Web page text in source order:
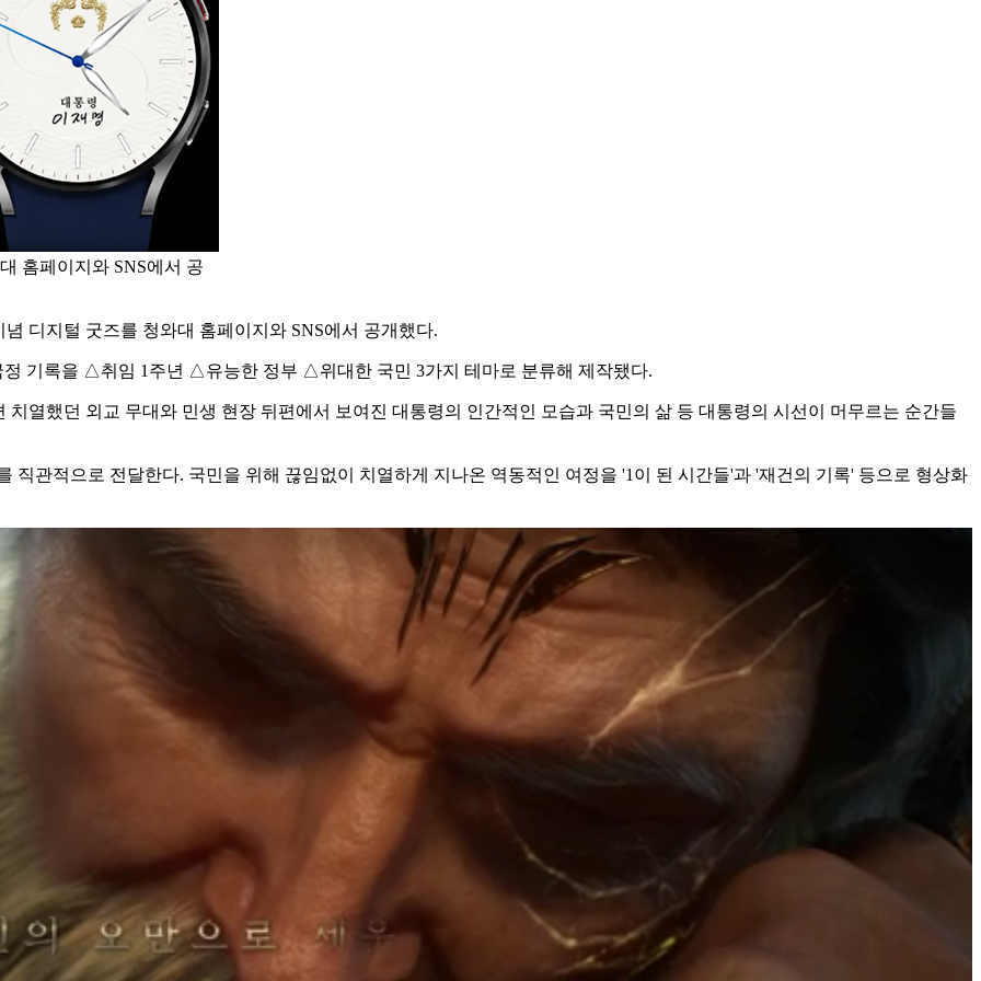
홈페이지와 SNS에서 공
디지털 굿즈를 청와대 홈페이지와 SNS에서 공개했다.
기록을 △취임 1주년 △유능한 정부 △위대한 국민 3가지 테마로 분류해 제작됐다.
열했던 외교 무대와 민생 현장 뒤편에서 보여진 대통령의 인간적인 모습과 국민의 삶 등 대통령의 시선이 머무르는 순간들
직관적으로 전달한다. 국민을 위해 끊임없이 치열하게 지나온 역동적인 여정을 '1이 된 시간들'과 '재건의 기록' 등으로 형상화